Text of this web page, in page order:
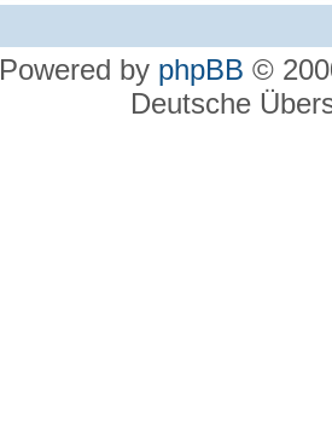
Powered by phpBB ©
Deutsche